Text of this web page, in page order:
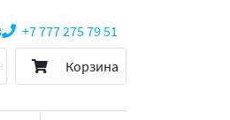
+7 777 275 79 51
Корзина